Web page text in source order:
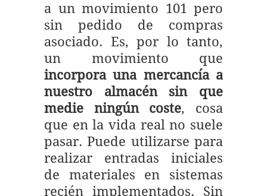
a un movimiento 101 pero
sin pedido de compras
asociado. Es, por lo tanto,
un movimiento que
incorpora una mercancía a
nuestro almacén sin que
medie ningún coste, cosa
que en la vida real no suele
pasar. Puede utilizarse para
realizar entradas iniciales
de materiales en sistemas
recién implementados. Sin